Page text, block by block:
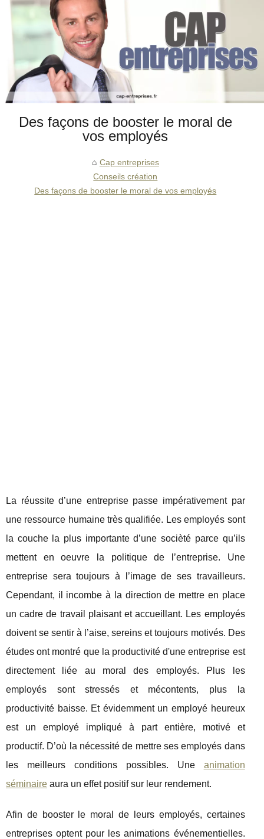
Des façons de booster le moral de
vos employés
Cap entreprises
Conseils création
Des façons de booster le moral de vos employés
La réussite d’une entreprise passe impérativement par
une ressource humaine très qualifiée. Les employés sont
la couche la plus importante d’une socièté parce qu’ils
mettent en oeuvre la politique de l’entreprise. Une
entreprise sera toujours à l’image de ses travailleurs.
Cependant, il incombe à la direction de mettre en place
un cadre de travail plaisant et accueillant. Les employés
doivent se sentir à l’aise, sereins et toujours motivés. Des
études ont montré que la productivité d'une entreprise est
directement liée au moral des employés. Plus les
employés sont stressés et mécontents, plus la
productivité baisse. Et évidemment un employé heureux
est un employé impliqué à part entière, motivé et
productif. D’où la nécessité de mettre ses employés dans
les meilleurs conditions possibles. Une animation
séminaire aura un effet positif sur leur rendement.
Afin de booster le moral de leurs employés, certaines
entreprises optent pour les animations événementielles.